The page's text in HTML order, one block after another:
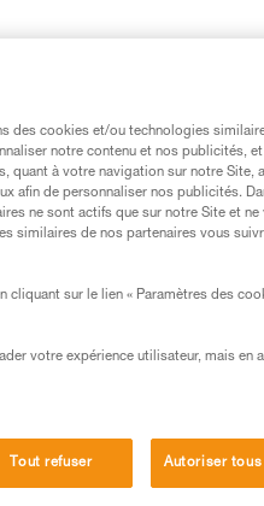
intervention
avant de le
pouvoir
Validez avec
avant de la
d’autres que
des cookies et/ou technologies
notre contenu et nos publicités,
quant à votre navigation sur notre Site,
afin de personnaliser nos publicités.
ne sont actifs que sur notre Site et ne
similaires de nos partenaires vous
sur le lien « Paramètres des
votre expérience utilisateur, mais en
Tout refuser Autoriser